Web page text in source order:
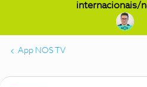
internacionais/
App NOS TV